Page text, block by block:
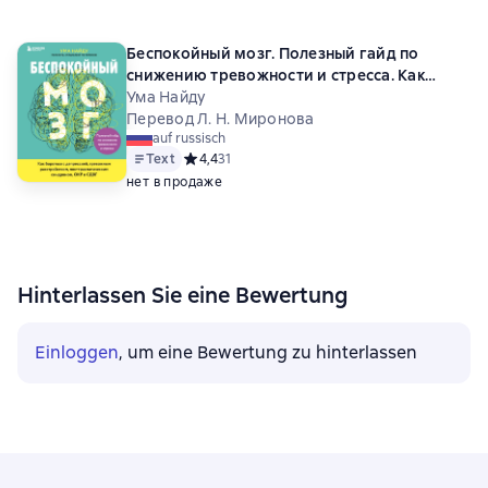
Беспокойный мозг. Полезный гайд по
снижению тревожности и стресса. Как
бороться с депрессией, тревожным
расстройством, посттравматическим
синдромом, ОКР и СДВГ
Ума Найду
Перевод Л. Н. Миронова
auf russisch
Text Средний рейтинг 4,4 на основе 31 оценок
4,431
нет в продаже
Hinterlassen Sie eine Bewertung
Einloggen, um eine Bewertung zu hinterlassen